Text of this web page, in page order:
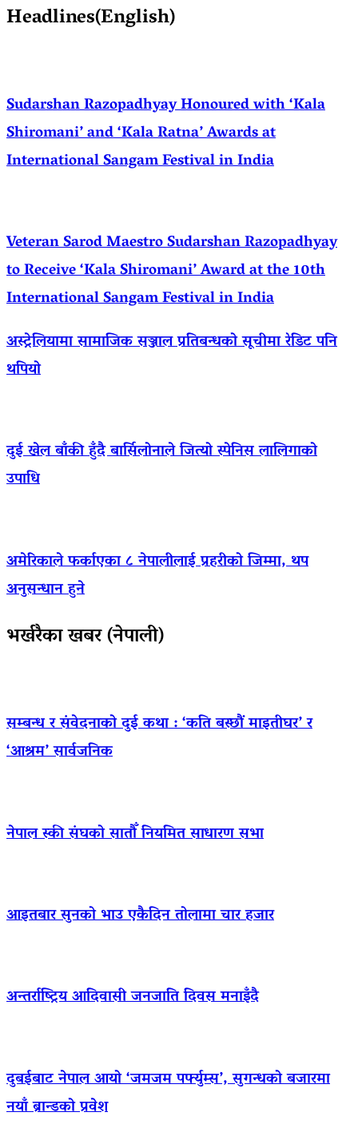
Headlines(English)
Sudarshan Razopadhyay Honoured with ‘Kala
Shiromani’ and ‘Kala Ratna’ Awards at
International Sangam Festival in India
Veteran Sarod Maestro Sudarshan Razopadhyay
to Receive ‘Kala Shiromani’ Award at the 10th
International Sangam Festival in India
अस्ट्रेलियामा सामाजिक सञ्जाल प्रतिबन्धको सूचीमा रेडिट पनि
थपियो
दुई खेल बाँकी हुँदै बार्सिलोनाले जित्यो स्पेनिस लालिगाको
उपाधि
अमेरिकाले फर्काएका ८ नेपालीलाई प्रहरीको जिम्मा, थप
अनुसन्धान हुने
भर्खरैका खबर (नेपाली)
सम्बन्ध र संवेदनाको दुई कथा : ‘कति बस्छौं माइतीघर’ र
‘आश्रम’ सार्वजनिक
नेपाल स्की संघको सातौँ नियमित साधारण सभा
आइतबार सुनको भाउ एकैदिन तोलामा चार हजार
अन्तर्राष्ट्रिय आदिवासी जनजाति दिवस मनाइँदै
दुबईबाट नेपाल आयो ‘जमजम पर्फ्युम्स’, सुगन्धको बजारमा
नयाँ ब्रान्डको प्रवेश